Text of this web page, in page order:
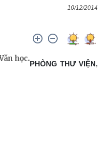
10/12/2014
học.
PHÒNG THƯ VIỆN,